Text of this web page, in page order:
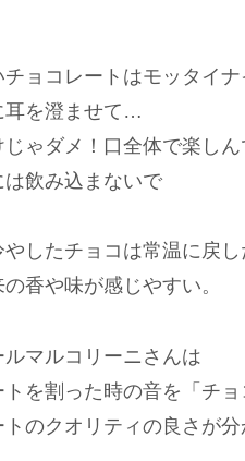
チョコレートはモッタイナ
耳を澄ませて…
じゃダメ！口全体で楽しん
は飲み込まないで
したチョコは常温に戻し
香や味が感じやすい。
ルマルコリーニさんは
を割った時の音を「チョ
のクオリティの良さが分